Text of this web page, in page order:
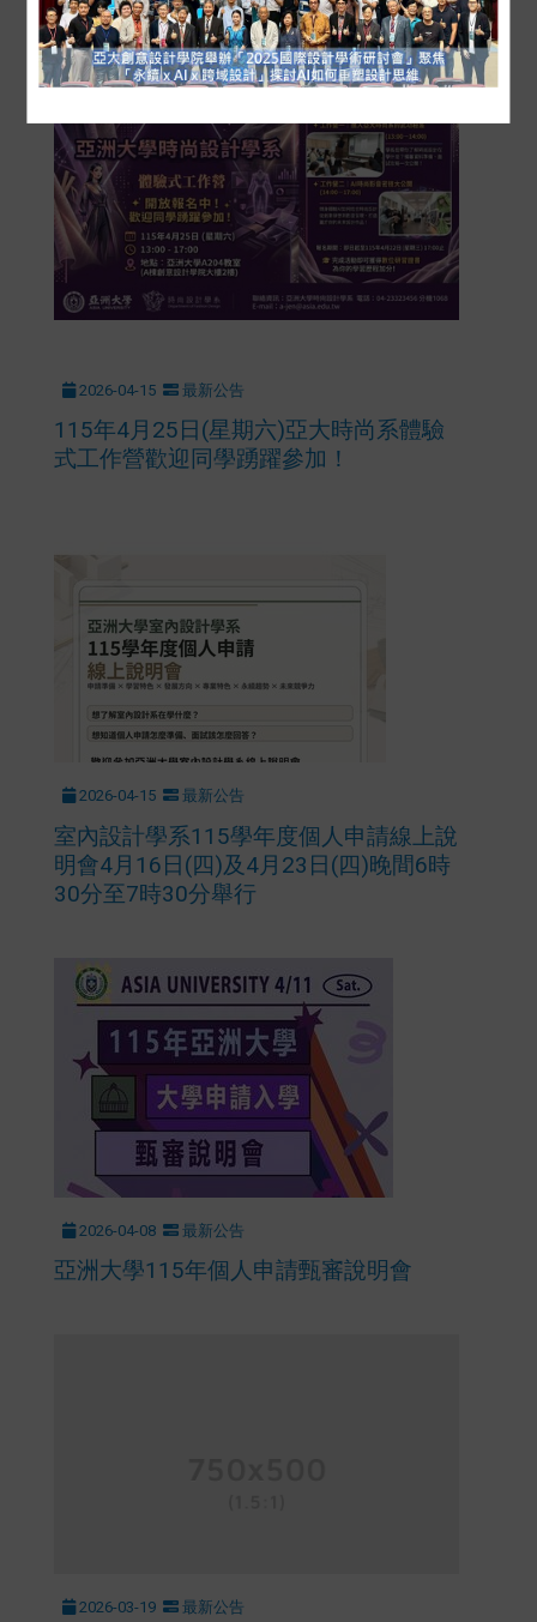
賀！室設系曾之謙同學通過「AI應用規
劃師」鑑定 展現生成式AI設計研發實力
2026-04-15 最新公告
115年4月25日(星期六)亞大時尚系體驗
式工作營歡迎同學踴躍參加！
2026-04-15 最新公告
室內設計學系115學年度個人申請線上說
明會4月16日(四)及4月23日(四)晚間6時
30分至7時30分舉行
2026-04-08 最新公告
亞洲大學115年個人申請甄審說明會
2026-03-19 最新公告